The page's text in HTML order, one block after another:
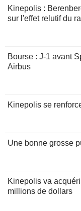
Kinepolis :
sur l'effet relutif du
Bourse : J-1 avant
Airbus
Kinepolis se
Une bonne grosse
Kinepolis va
millions de dollars